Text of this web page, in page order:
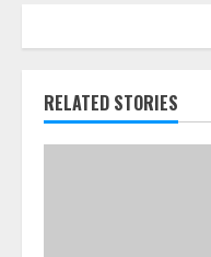
RELATED STORIES